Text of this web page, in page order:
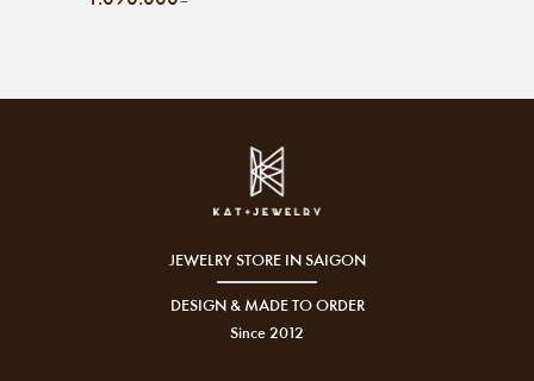
JEWELRY STORE IN SAIGON
DESIGN & MADE TO ORDER
Since 2012